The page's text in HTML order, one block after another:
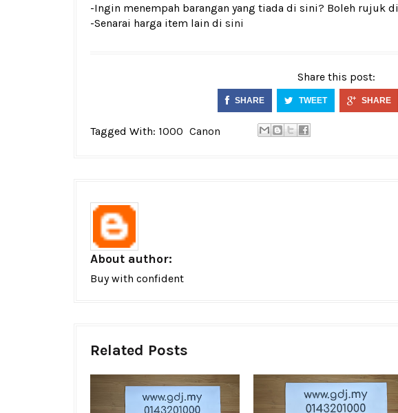
-Ingin menempah barangan yang tiada di sini? Boleh rujuk di
-Senarai harga item lain di sini
Share this post:
SHARE TWEET SHARE
Tagged With: 1000 Canon
About author:
Buy with confident
Related Posts